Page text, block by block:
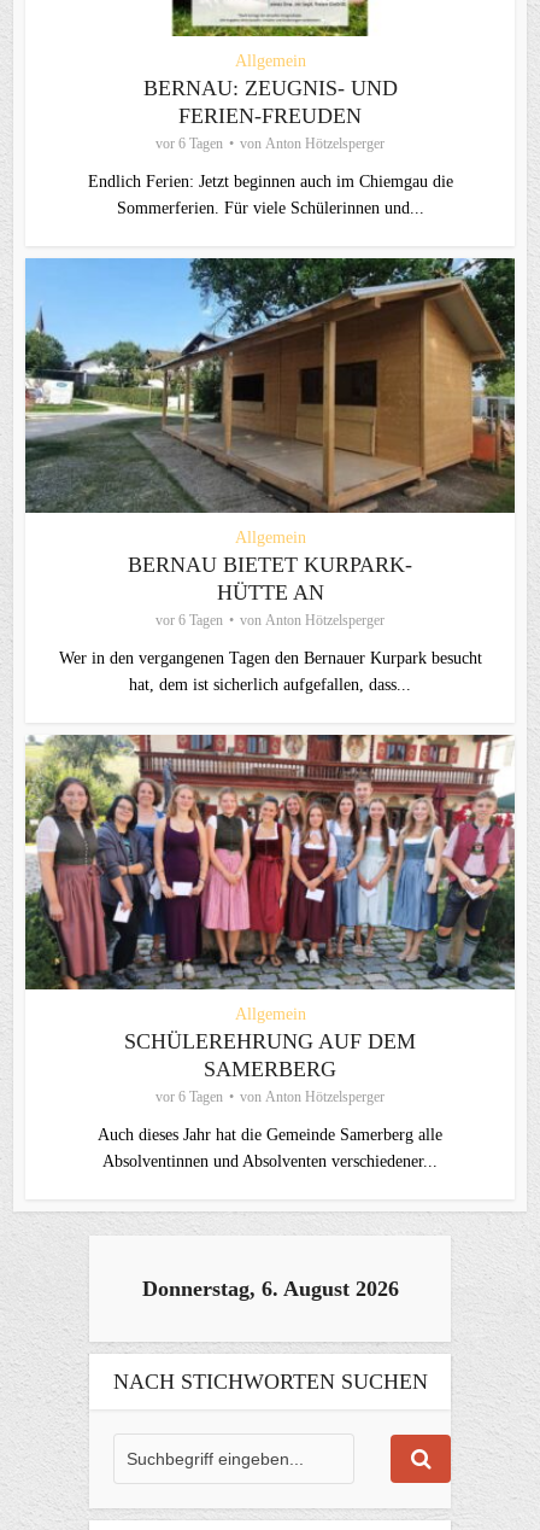
Allgemein
BERNAU: ZEUGNIS- UND
FERIEN-FREUDEN
vor 6 Tagen von Anton Hötzelsperger
Endlich Ferien: Jetzt beginnen auch im Chiemgau die
Sommerferien. Für viele Schülerinnen und...
Allgemein
BERNAU BIETET KURPARK-
HÜTTE AN
vor 6 Tagen von Anton Hötzelsperger
Wer in den vergangenen Tagen den Bernauer Kurpark besucht
hat, dem ist sicherlich aufgefallen, dass...
Allgemein
SCHÜLEREHRUNG AUF DEM
SAMERBERG
vor 6 Tagen von Anton Hötzelsperger
Auch dieses Jahr hat die Gemeinde Samerberg alle
Absolventinnen und Absolventen verschiedener...
Donnerstag, 6. August 2026
NACH STICHWORTEN SUCHEN